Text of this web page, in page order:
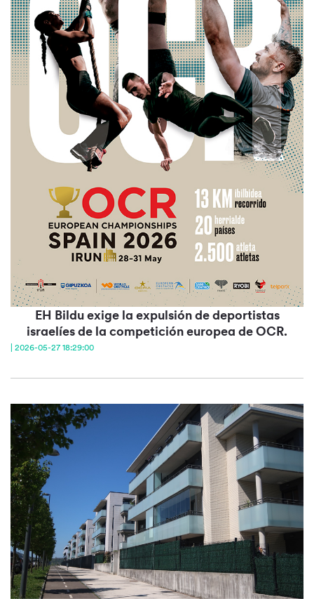
EH Bildu exige la expulsión de deportistas
israelíes de la competición europea de OCR.
| 2026-05-27 18:29:00